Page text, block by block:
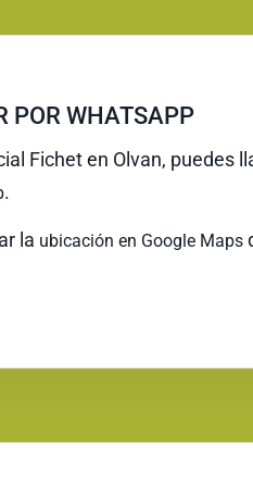
POR WHATSAPP
Fichet en Olvan, puedes
.
la ubicación en Google Maps